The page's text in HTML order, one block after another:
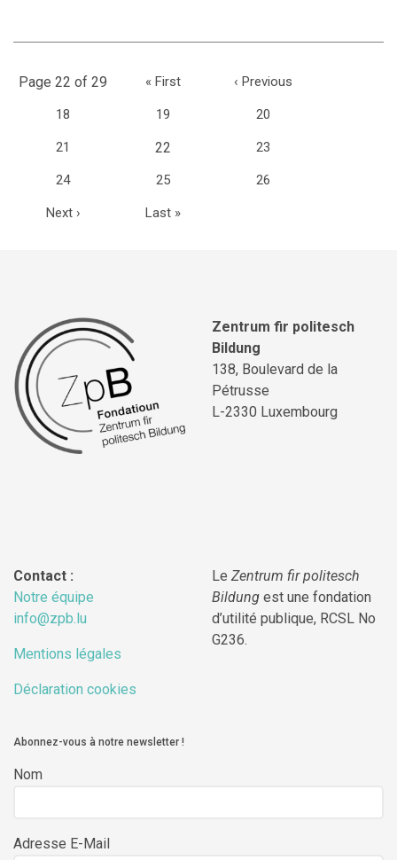
Page 22 of 29 « First ‹ Previous
18 19 20
21 22 23
24 25 26
Next › Last »
Zentrum fir politesch
Bildung
138, Boulevard de la
Pétrusse
L-2330 Luxembourg
Contact :
Notre équipe
info@zpb.lu
Mentions légales
Déclaration cookies
Le Zentrum fir politesch
Bildung est une fondation
d’utilité publique, RCSL No
G236.
Abonnez-vous à notre newsletter !
Nom
Adresse E-Mail